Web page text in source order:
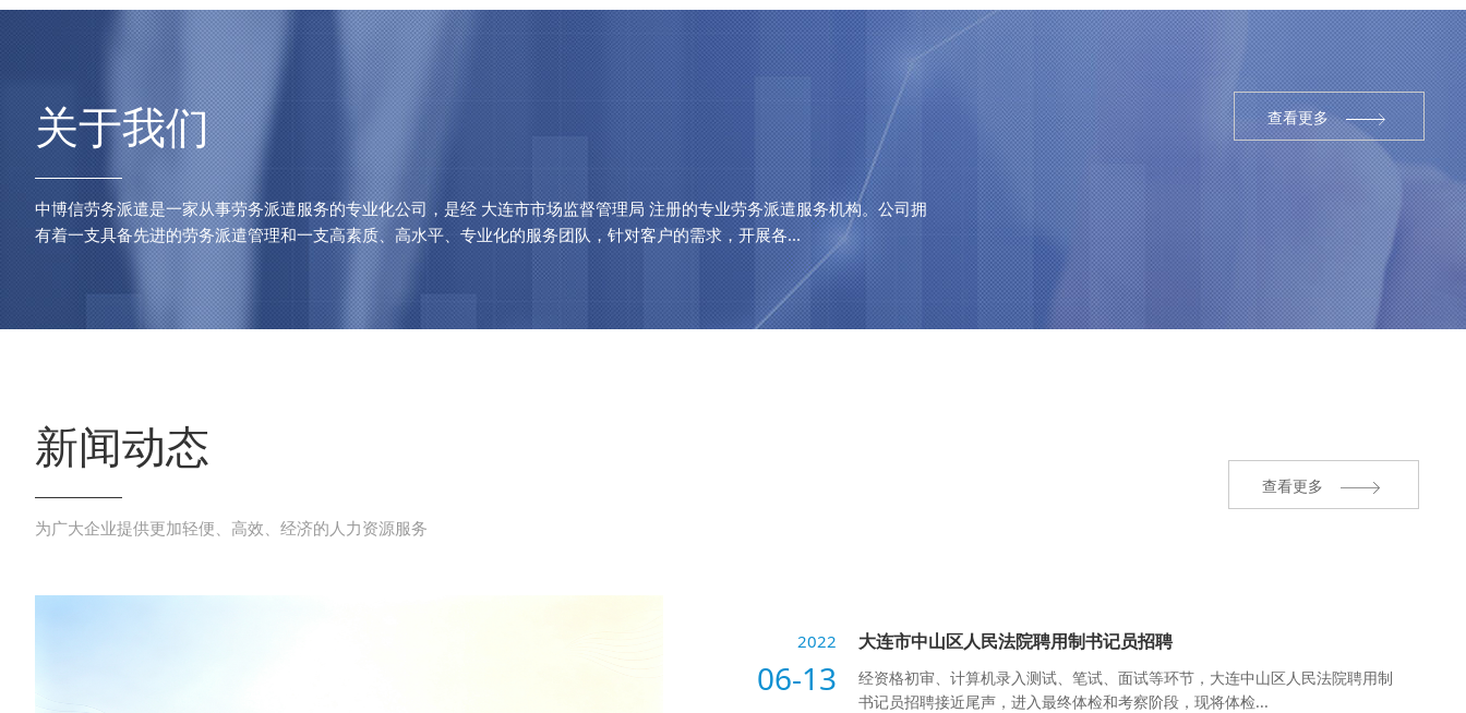
关于我们
中博信劳务派遣是一家从事劳务派遣服务的专业化公司，是经 大连市市场监督管理局 注册的专业劳务派遣服务机构。公司拥
有着一支具备先进的劳务派遣管理和一支高素质、高水平、专业化的服务团队，针对客户的需求，开展各...
查看更多
新闻动态
为广大企业提供更加轻便、高效、经济的人力资源服务
查看更多
2022
06-13
大连市中山区人民法院聘用制书记员招聘
经资格初审、计算机录入测试、笔试、面试等环节，大连中山区人民法院聘用制
书记员招聘接近尾声，进入最终体检和考察阶段，现将体检...